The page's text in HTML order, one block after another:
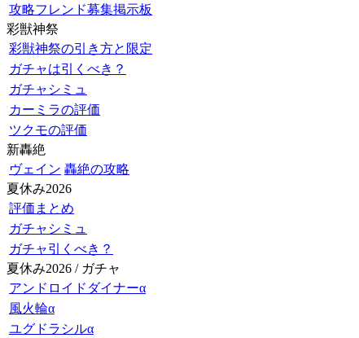
攻略フレンド募集掲示板
彩獣神祭
彩獣神祭の引き方と限定
ガチャは引くべき？
ガチャシミュ
カーミラの評価
ツクモの評価
新轟絶
ヴェイン 轟絶の攻略
夏休み2026
評価まとめ
ガチャシミュ
ガチャ引くべき？
夏休み2026 / ガチャ
アンドロイドダイナーα
風火輪α
ユグドラシルα